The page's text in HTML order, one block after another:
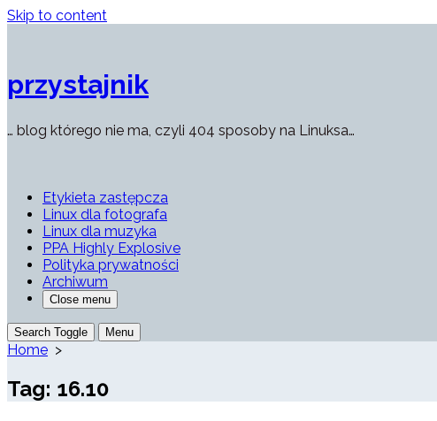
Skip to content
przystajnik
… blog którego nie ma, czyli 404 sposoby na Linuksa…
Etykieta zastępcza
Linux dla fotografa
Linux dla muzyka
PPA Highly Explosive
Polityka prywatności
Archiwum
Close menu
Search Toggle Menu
Home >
Tag: 16.10